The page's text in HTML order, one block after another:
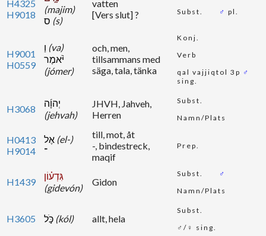
H4325
H9018
(majim)
(s)
vatten
[Vers slut] ?
Subst. ♂ pl.
H9001
H0559
(va)
יֹּ֨אמֶר
(jómer)
och, men,
tillsammans med
säga, tala, tänka
Konj.
Verb
qal vajjiqtol 3p ♂
sing.
H3068
יְהוָ֜ה
(jehvah)
JHVH, Jahveh,
Herren
Subst.
Namn/Plats
H0413
H9014
(el-)
־
till, mot, åt
-, bindestreck,
maqif
Prep.
H1439
גִּדְע֗וֹן
(gidevón)
Gidon
Subst.
♂
Namn/Plats
H3605 (kól) allt, hela
Subst.
♂/♀ sing.